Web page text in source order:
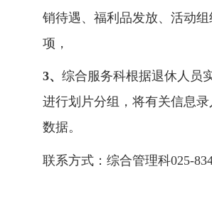
销待遇、福利品发放、活动
项，
3、 综合服务科根据退休人员
进行划片分组，将有关信息录
数据。
联系方式：综合管理科025-